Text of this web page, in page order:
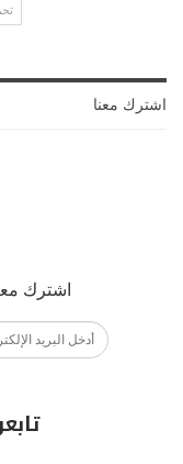
اشترك معنا
اشترك